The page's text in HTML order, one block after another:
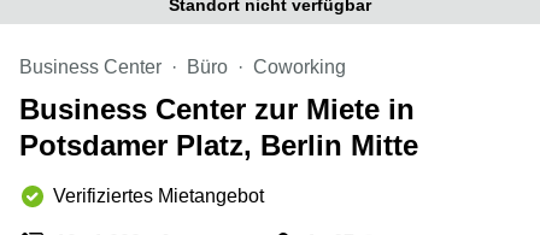
Berlin
Mitte
Büro
mieten
Tagungsraum
Str. 720-
726 Köln
62 Köln
Erna-
Standort nicht verfügbar
Business Center Büro Coworking
Business Center zur Miete in
Potsdamer Platz, Berlin Mitte
Verifiziertes Mietangebot